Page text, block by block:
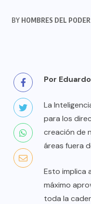
BY HOMBRES DEL PODER
Por
La
para los
creación de
áreas fuera
Esto implica
máximo
toda la